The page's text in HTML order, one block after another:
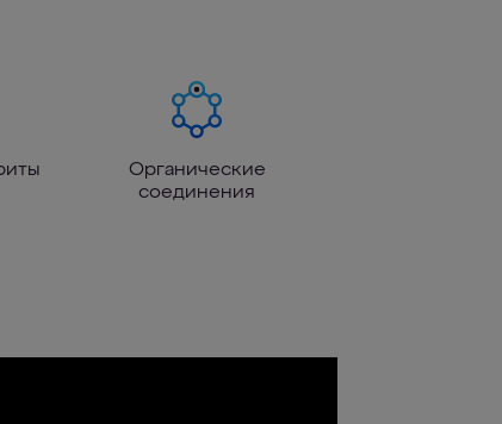
Органические
соединения